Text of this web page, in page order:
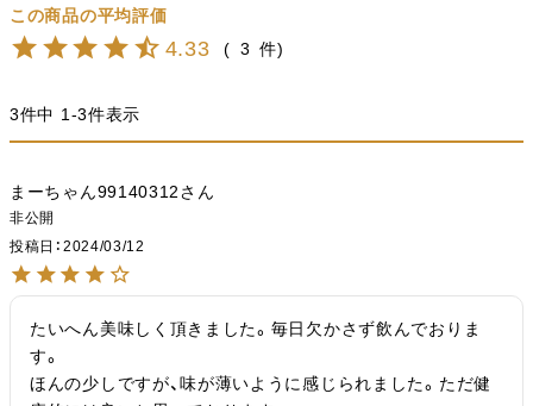
4.33 3
3件中 1-3件表示
まーちゃん99140312
非公開
投稿日
2024/03/12
たいへん美味しく頂きました。毎日欠かさず飲んでおりま
す。
ほんの少しですが、味が薄いように感じられました。ただ健